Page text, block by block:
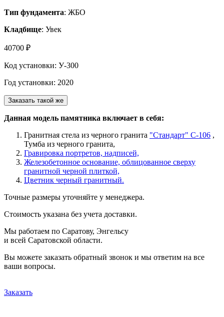
Тип фундамента: ЖБО
Кладбище: Увек
40700 ₽
Код установки: У-300
Год установки: 2020
Заказать такой же
Данная модель памятника включает в себя:
Гранитная стела из черного гранита "Стандарт" С-106 ,
Тумба из черного гранита,
Гравировка портретов, надписей,
Железобетонное основание, облицованное сверху
гранитной черной плиткой,
Цветник черный гранитный.
Точные размеры уточняйте у менеджера.
Стоимость указана без учета доставки.
Мы работаем по Саратову, Энгельсу
и всей Саратовской области.
Вы можете заказать обратный звонок и мы ответим на все
ваши вопросы.
Заказать